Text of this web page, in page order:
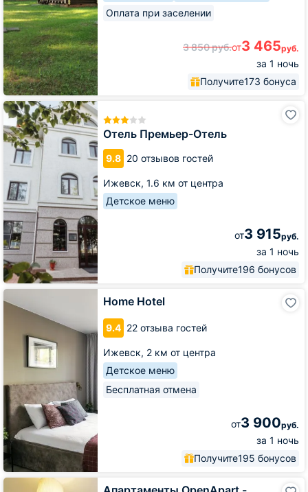
Оплата при заселении
3 850руб.от3 465руб.
за 1 ночь
Получите173 бонуса
Отель Премьер-Отель
9.8 20 отзывов гостей
Ижевск, 1.6 км от центра
Детское меню
от3 915руб.
за 1 ночь
Получите196 бонусов
Отель
Премьер-
Отель
Home Hotel
9.4 22 отзыва гостей
Ижевск, 2 км от центра
Детское меню
Бесплатная отмена
от3 900руб.
за 1 ночь
Получите195 бонусов
Home
Hotel
Апартаменты